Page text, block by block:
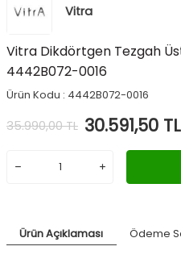
Vitra
Vitra Dikdörtgen Tezgah
4442B072-0016
Ürün Kodu : 4442B072-0016
35.990,00TL 30.591,50 TL
Ürün Açıklaması Ödeme